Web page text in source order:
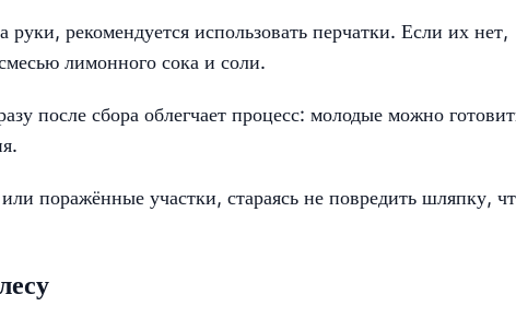
рекомендуется использовать перчатки. Если их нет,
лимонного сока и соли.
после сбора облегчает процесс: молодые можно
поражённые участки, стараясь не повредить шляпку,